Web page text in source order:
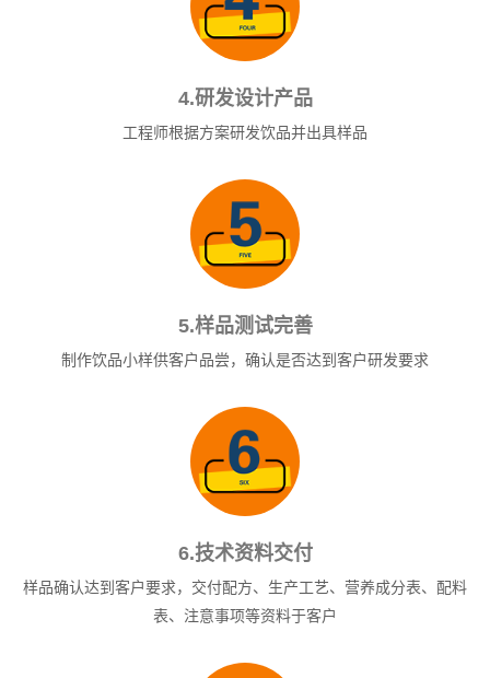
4.研发设计产品
工程师根据方案研发饮品并出具样品
5.样品测试完善
制作饮品小样供客户品尝，确认是否达到客户研发要求
6.技术资料交付
样品确认达到客户要求，交付配方、生产工艺、营养成分表、配料
表、注意事项等资料于客户